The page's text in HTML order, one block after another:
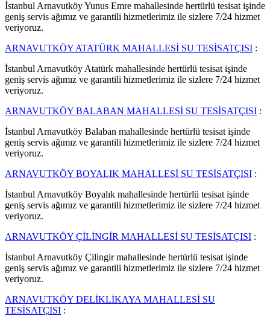
İstanbul Arnavutköy Yunus Emre mahallesinde hertürlü tesisat işinde
geniş servis ağımız ve garantili hizmetlerimiz ile sizlere 7/24 hizmet
veriyoruz.
ARNAVUTKÖY ATATÜRK MAHALLESİ SU TESİSATÇISI :
İstanbul Arnavutköy Atatürk mahallesinde hertürlü tesisat işinde
geniş servis ağımız ve garantili hizmetlerimiz ile sizlere 7/24 hizmet
veriyoruz.
ARNAVUTKÖY BALABAN MAHALLESİ SU TESİSATÇISI :
İstanbul Arnavutköy Balaban mahallesinde hertürlü tesisat işinde
geniş servis ağımız ve garantili hizmetlerimiz ile sizlere 7/24 hizmet
veriyoruz.
ARNAVUTKÖY BOYALIK MAHALLESİ SU TESİSATÇISI :
İstanbul Arnavutköy Boyalık mahallesinde hertürlü tesisat işinde
geniş servis ağımız ve garantili hizmetlerimiz ile sizlere 7/24 hizmet
veriyoruz.
ARNAVUTKÖY ÇİLİNGİR MAHALLESİ SU TESİSATÇISI :
İstanbul Arnavutköy Çilingir mahallesinde hertürlü tesisat işinde
geniş servis ağımız ve garantili hizmetlerimiz ile sizlere 7/24 hizmet
veriyoruz.
ARNAVUTKÖY DELİKLİKAYA MAHALLESİ SU
TESİSATÇISI :